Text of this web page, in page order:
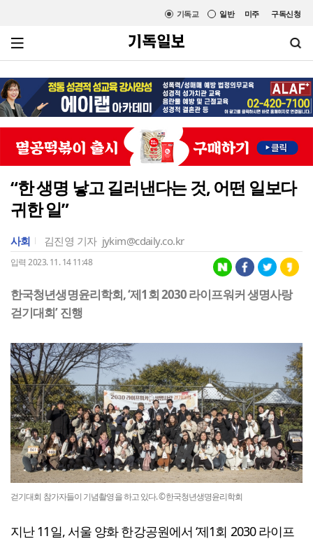
미주 구독신청
일반
기독교
“한 생명 낳고 길러낸다는 것, 어떤 일보다
귀한 일”
사회 김진영 기자 jykim@cdaily.co.kr
입력 2023. 11. 14 11:48
한국청년생명윤리학회, ‘제1회 2030 라이프워커 생명사랑
걷기대회’ 진행
걷기대회 참가자들이 기념촬영을 하고 있다. ©한국청년생명윤리학회
지난 11일, 서울 양화 한강공원에서 ‘제1회 2030 라이프